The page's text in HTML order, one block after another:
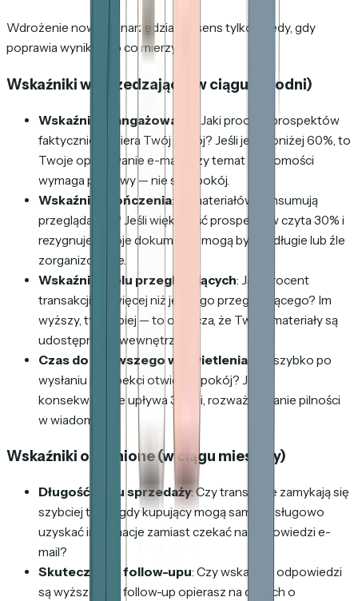
Wdrożenie nowego narzędzia ma sens tylko wtedy, gdy
poprawia wyniki. Oto co mierzyć.
Wskaźniki wyprzedzające (w ciągu tygodni)
Wskaźnik zaangażowania
: Jaki procent prospektów
faktycznie otwiera Twój pokój? Jeśli jest poniżej 60%, to
Twoje opakowanie e-maila czy temat wiadomości
wymaga poprawy — nie sam pokój.
Wskaźnik ukończenia: Ile materiałów konsumują
przeglądający? Jeśli większość prospektów czyta 30% i
rezygnuje, Twoje dokumenty mogą być za długie lub źle
zorganizowane.
Wskaźnik wielu przeglądających: Jaki procent
transakcji ma więcej niż jednego przeglądającego? Im
wyższy, tym lepiej — to oznacza, że Twoje materiały są
udostępniane wewnętrznie.
Czas do pierwszego wyświetlenia : Jak szybko po
wysłaniu prospekci otwierają pokój? Jeśli
konsekwentnie upływa 3+ dni, rozważ dodanie pilności
w wiadomości.
Wskaźniki opóźnione (w ciągu miesięcy)
Długość cyklu sprzedaży: Czy transakcje zamykają się
szybciej teraz, gdy kupujący mogą samoobsługowo
uzyskać informacje zamiast czekać na odpowiedzi e-
mail?
Skuteczność follow-upu: Czy wskaźniki odpowiedzi
są wyższe, gdy follow-up opierasz na danych o